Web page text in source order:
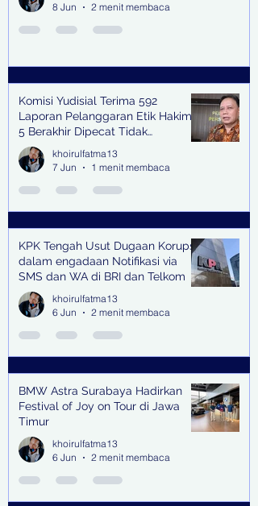
8 Jun
2 menit membaca
Komisi Yudisial Terima 592
Laporan Pelanggaran Etik Hakim,
5 Berakhir Dipecat Tidak
Terhormat
khoirulfatma13
7 Jun
1 menit membaca
KPK Tengah Usut Dugaan Korupsi
dalam engadaan Notifikasi via
SMS dan WA di BRI dan Telkom
khoirulfatma13
6 Jun
2 menit membaca
BMW Astra Surabaya Hadirkan
Festival of Joy on Tour di Jawa
Timur
khoirulfatma13
6 Jun
2 menit membaca